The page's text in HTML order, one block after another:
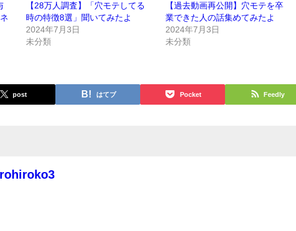
【28万人調査】「穴モテしてる
時の特徴8選」聞いてみたよ
2024年7月3日
未分類
【過去動画再公開】穴モテを卒
業できた人の話集めてみたよ
2024年7月3日
未分類
post はてブ Pocket Feedly